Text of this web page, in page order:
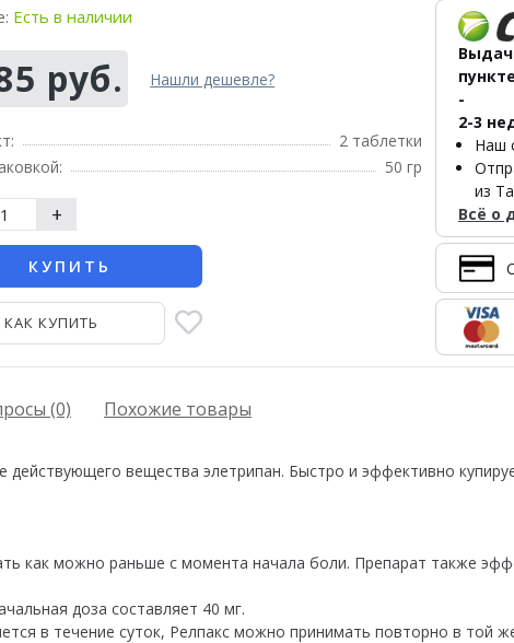
Есть в наличии
руб. Нашли дешевле?
2 таблетки
50 гр
+
КУПИТЬ
КАК КУПИТЬ
-
2-3
Наш
из
Всё о
(0) Похожие товары
вещества элетрипан. Быстро и эффективно
как можно раньше с момента начала боли. Препарат также
доза составляет 40 мг.
в течение суток, Релпакс можно принимать повторно в той